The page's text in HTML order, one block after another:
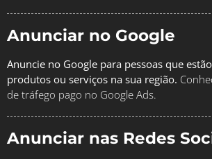
Anunciar no Google
Anuncie no Google para pessoas que
produtos ou serviços na sua região.
de tráfego pago no Google Ads.
Anunciar nas Redes